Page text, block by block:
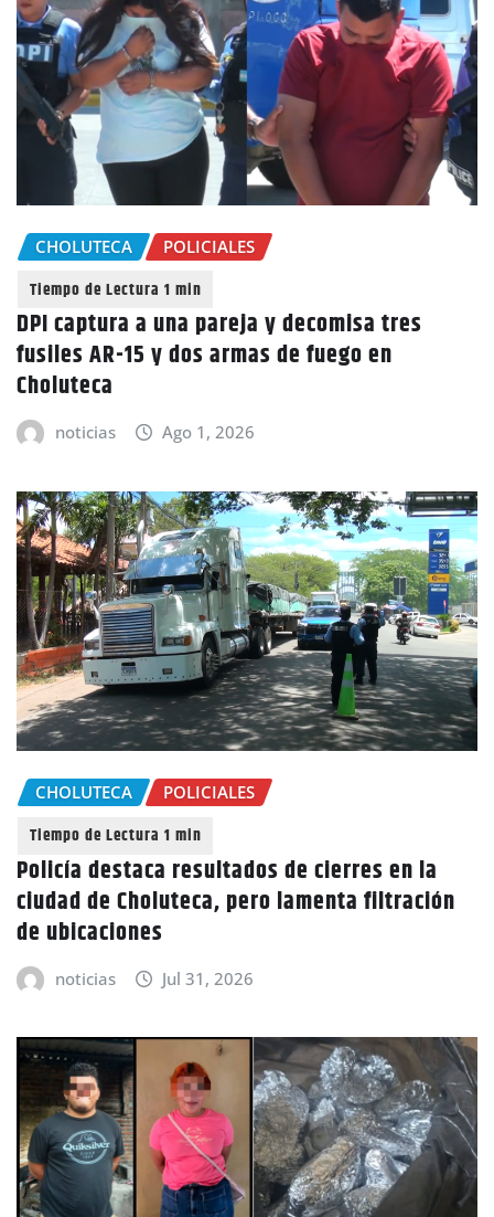
CHOLUTECA POLICIALES
DPI captura a una pareja y decomisa tres
fusiles AR-15 y dos armas de fuego en
Choluteca
noticias Ago 1, 2026
CHOLUTECA POLICIALES
Policía destaca resultados de cierres en la
ciudad de Choluteca, pero lamenta filtración
de ubicaciones
noticias Jul 31, 2026